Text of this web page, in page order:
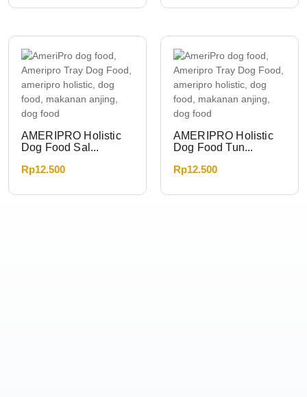
AMERIPRO Holistic
Dog Food Sal...
Rp12.500
AMERIPRO Holistic
Dog Food Tun...
Rp12.500